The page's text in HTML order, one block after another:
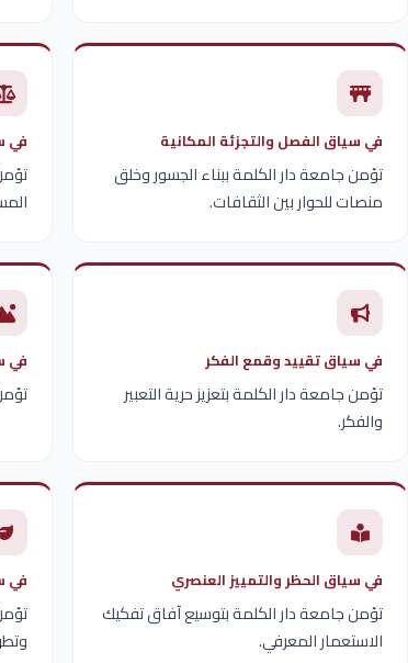
في سياق الفصل والتجزئة المكانية
تؤمن جامعة دار الكلمة ببناء الجسور وخلق
منصات للحوار بين الثقافات.
في
في سياق تقييد وقمع الفكر
تؤمن جامعة دار الكلمة بتعزيز حرية التعبير
والفكر.
في
في سياق الحظر والتمييز العنصري
تؤمن جامعة دار الكلمة بتوسيع آفاق تفكيك
الاستعمار المعرفي.
في